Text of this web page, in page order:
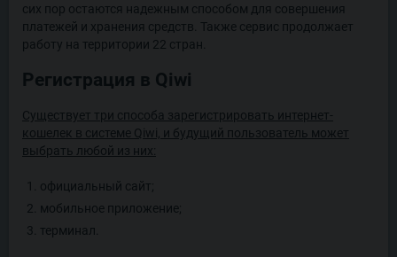
сих пор остаются надежным способом для совершения
платежей и хранения средств. Также сервис продолжает
работу на территории 22 стран.
Регистрация в Qiwi
Существует три способа зарегистрировать интернет-
кошелек в системе Qiwi, и будущий пользователь может
выбрать любой из них:
официальный сайт;
мобильное приложение;
терминал.